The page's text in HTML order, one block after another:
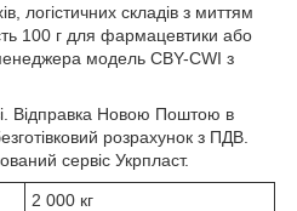
логістичних складів з миттям
100 г для фармацевтики або
модель CBY-CWI з
Відправка Новою Поштою в
розрахунок з ПДВ.
сервіс Укрпласт.
2 000 кг